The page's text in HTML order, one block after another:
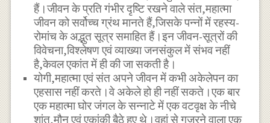
हैं।जीवन के प्रति गंभीर दृष्टि रखने वाले संत,महात्मा
जीवन को सर्वोच्च ग्रंथ मानते हैं,जिसके पन्नों में रहस्य-
रोमांच के अद्भुत सूत्र समाहित हैं।इन जीवन-सूत्रों की
विवेचना,विश्लेषण एवं व्याख्या जनसंकुल में संभव नहीं
है,केवल एकांत में ही की जा सकती है।
योगी,महात्मा एवं संत अपने जीवन में कभी अकेलेपन का
एहसास नहीं करते।वे अकेले हो ही नहीं सकते।एक बार
एक महात्मा घोर जंगल के सन्नाटे में एक वटवृक्ष के नीचे
शांत,मौन एवं एकांकी बैठे हुए थे।वहां से गुजरने वाला एक